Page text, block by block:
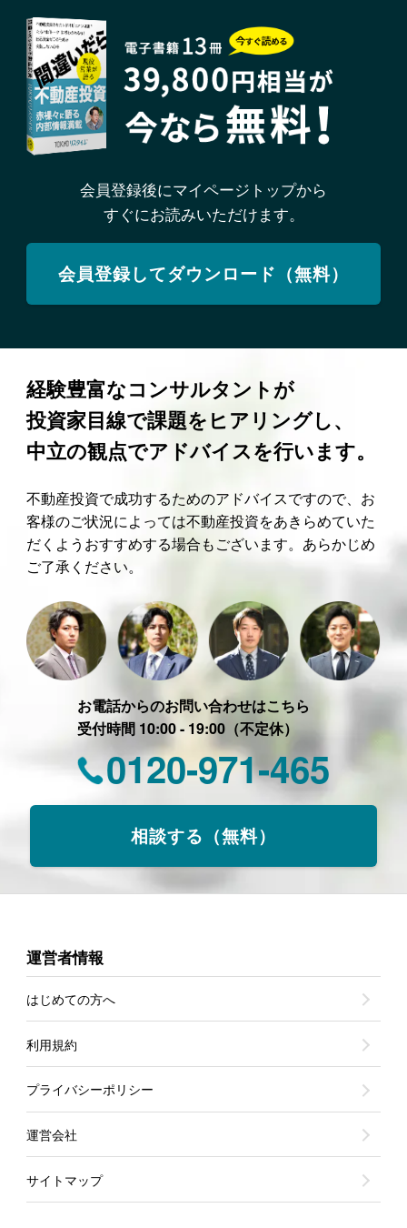
会員登録後にマイページトップから
すぐにお読みいただけます。
会員登録してダウンロード（無料）
経験豊富なコンサルタントが
投資家目線で課題をヒアリングし、
中立の観点でアドバイスを行います。
不動産投資で成功するためのアドバイスですので、お
客様のご状況によっては不動産投資をあきらめていた
だくようおすすめする場合もございます。あらかじめ
ご了承ください。
お電話からのお問い合わせはこちら
受付時間 10:00 - 19:00（不定休）
0120-971-465
相談する（無料）
運営者情報
はじめての方へ
利用規約
プライバシーポリシー
運営会社
サイトマップ